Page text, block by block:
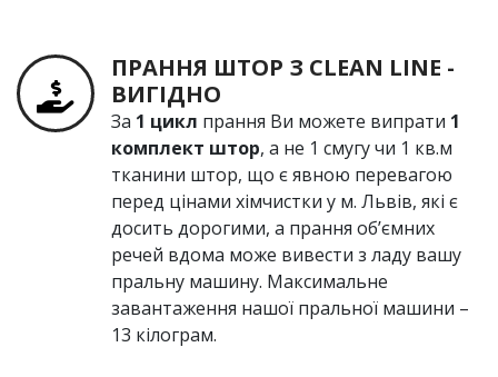
ПРАННЯ ШТОР З СLEAN LINE -
ВИГІДНО
За 1 цикл прання Ви можете випрати 1
комплект штор, а не 1 смугу чи 1 кв.м
тканини штор, що є явною перевагою
перед цінами хімчистки у м. Львів, які є
досить дорогими, а прання об’ємних
речей вдома може вивести з ладу вашу
пральну машину. Максимальне
завантаження нашої пральної машини –
13 кілограм.